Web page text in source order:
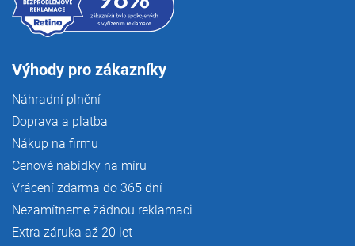
Výhody pro zákazníky
Náhradní plnění
Doprava a platba
Nákup na firmu
Cenové nabídky na míru
Vrácení zdarma do 365 dní
Nezamítneme žádnou reklamaci
Extra záruka až 20 let